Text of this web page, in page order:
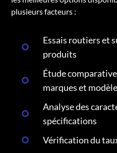
plusieurs facteurs :
Essais routiers et
produits
Étude
marques et
Analyse des
spécifications
Vérification du